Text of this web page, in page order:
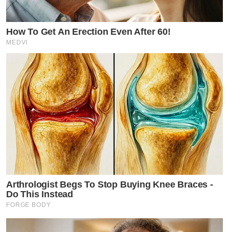
How To Get An Erection Even After 60!
MEDVI
Arthrologist Begs To Stop Buying Knee Braces -
Do This Instead
FORGE BODY